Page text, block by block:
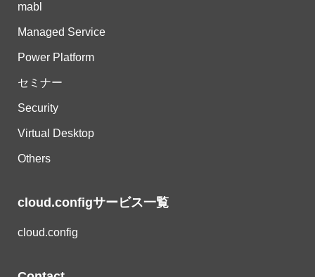
mabl
Managed Service
Power Platform
セミナー
Security
Virtual Desktop
Others
cloud.configサービス一覧
cloud.config